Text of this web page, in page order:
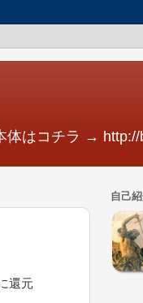
体はコチラ →
還元
自己